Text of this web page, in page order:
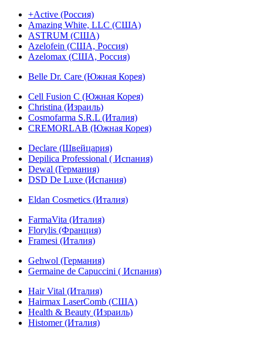
+Active (Россия)
Amazing White, LLC (США)
ASTRUM (США)
Azelofein (США, Россия)
Azelomax (США, Россия)
Belle Dr. Care (Южная Корея)
Cell Fusion C (Южная Корея)
Christina (Израиль)
Cosmofarma S.R.L (Италия)
CREMORLAB (Южная Корея)
Declare (Швейцария)
Depilica Professional ( Испания)
Dewal (Германия)
DSD De Luxe (Испания)
Eldan Cosmetics (Италия)
FarmaVita (Италия)
Florylis (Франция)
Framesi (Италия)
Gehwol (Германия)
Germaine de Capuccini ( Испания)
Hair Vital (Италия)
Hairmax LaserComb (США)
Health & Beauty (Израиль)
Histomer (Италия)